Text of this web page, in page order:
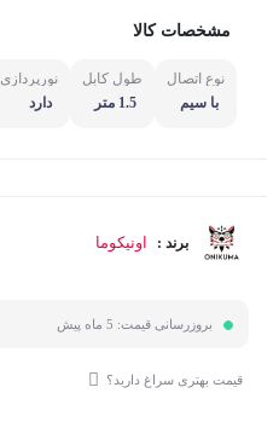
مشخصات کالا
نوع اتصال
با سیم
طول کابل
1.5 متر
نورپردازی RGB
دارد
برند : اونیکوما
بروزرسانی قیمت: 5 ماه پیش
قیمت بهتری سراغ دارید؟